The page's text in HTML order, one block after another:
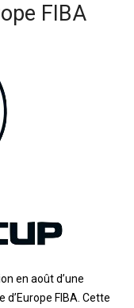
FIBA
en août d’une
FIBA. Cette